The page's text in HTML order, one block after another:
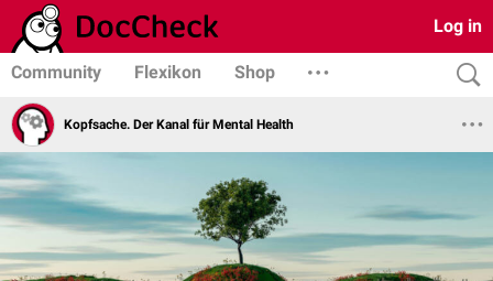
Log in
Community Flexikon Shop
Kopfsache. Der Kanal für Mental Health